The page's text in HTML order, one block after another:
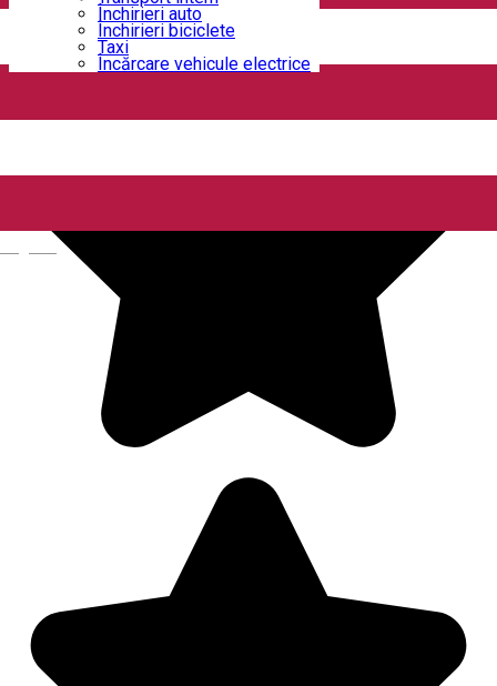
Închirieri auto
Închirieri biciclete
Taxi
Încărcare vehicule electrice